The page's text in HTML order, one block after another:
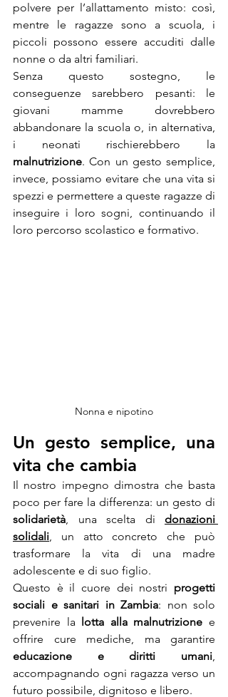
polvere per l’allattamento misto: così,
mentre le ragazze sono a scuola, i
piccoli possono essere accuditi dalle
nonne o da altri familiari.
Senza questo sostegno, le
conseguenze sarebbero pesanti: le
giovani mamme dovrebbero
abbandonare la scuola o, in alternativa,
malnutrizione. Con un gesto semplice,
invece, possiamo evitare che una vita si
spezzi e permettere a queste ragazze di
inseguire i loro sogni, continuando il
loro percorso scolastico e formativo.
Nonna e nipotino
Un gesto semplice, una
vita che cambia
Il nostro impegno dimostra che basta
solidarietà , una scelta di donazioni
solidali , un atto concreto che può
trasformare la vita di una madre
adolescente e di suo figlio.
Questo è il cuore dei nostri progetti
sociali e sanitari in Zambia: non solo
prevenire la lotta alla malnutrizione e
educazione e diritti umani
accompagnando ogni ragazza verso un
futuro possibile, dignitoso e libero.